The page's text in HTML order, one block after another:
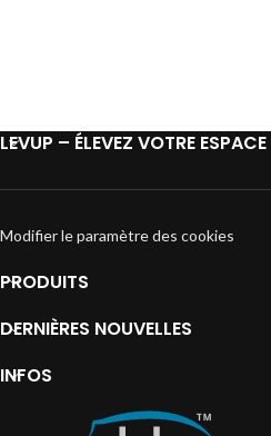
LEVUP – ÉLEVEZ VOTRE ESPACE
Modifier le paramètre des cookies
PRODUITS
DERNIÈRES NOUVELLES
INFOS